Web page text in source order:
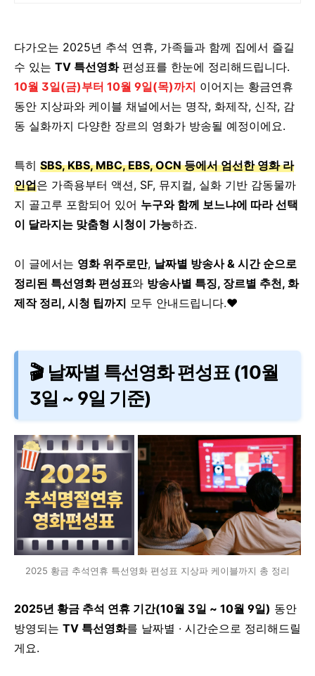
다가오는 2025년 추석 연휴, 가족들과 함께 집에서 즐길
수 있는 TV 특선영화편성표를 한눈에 정리해드립니다.
10월 3일(금)부터 10월 9일(목)까지 이어지는 황금연휴
동안 지상파와 케이블 채널에서는 명작, 화제작, 신작, 감
동 실화까지 다양한 장르의 영화가 방송될 예정이에요.
특히 SBS, KBS, MBC, EBS, OCN 등에서 엄선한 영화 라
인업은 가족용부터 액션, SF, 뮤지컬, 실화 기반 감동물까
지 골고루 포함되어 있어 누구와 함께 보느냐에 따라 선택
이 달라지는 맞춤형 시청이 가능하죠.
이 글에서는 영화 위주로만, 날짜별 방송사 & 시간 순으로
정리된 특선영화 편성표와 방송사별 특징, 장르별 추천, 화
제작 정리, 시청 팁까지 모두 안내드립니다.♥️
🎬 날짜별 특선영화 편성표 (10월
3일 ~ 9일 기준)
2025 황금 추석연휴 특선영화 편성표 지상파 케이블까지 총 정리
2025년 황금 추석 연휴 기간(10월 3일 ~ 10월 9일) 동안
방영되는 TV 특선영화를 날짜별 · 시간순으로 정리해드릴
게요.